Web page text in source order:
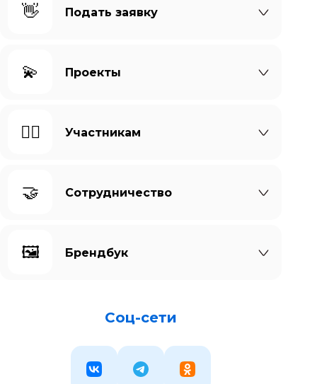
👋 Подать заявку
💫 Проекты
🙆‍♀️ Участникам
🤝 Сотрудничество
🖼️ Брендбук
Соц-сети